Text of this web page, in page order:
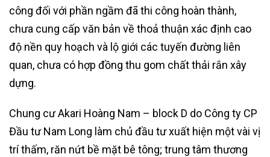
công đối với phần ngầm đã thi công hoàn thành,
chưa cung cấp văn bản về thoả thuận xác định cao
độ nền quy hoạch và lộ giới các tuyến đường liên
quan, chưa có hợp đồng thu gom chất thải rắn xây
dựng.
Chung cư Akari Hoàng Nam – block D do Công ty CP
Đầu tư Nam Long làm chủ đầu tư xuất hiện một vài vị
trí thấm, răn nứt bề mặt bê tông; trung tâm thương